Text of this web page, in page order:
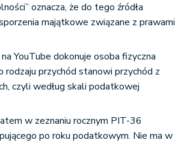
oznacza, że do tego źródła
majątkowe związane z prawami
YouTube dokonuje osoba fizyczna
rodzaju przychód stanowi przychód z
czyli według skali podatkowej
w zeznaniu rocznym PIT-36
po roku podatkowym. Nie ma w